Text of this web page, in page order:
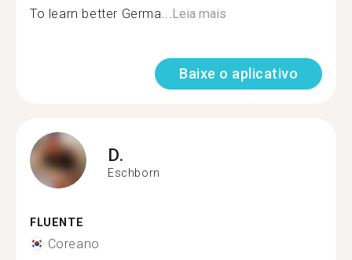
To learn better Germa...Leia mais
Baixe o aplicativo
D.
Eschborn
FLUENTE
Coreano